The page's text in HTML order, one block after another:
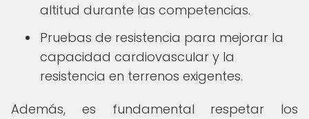
altitud durante las competencias.
Pruebas de resistencia para mejorar la
capacidad cardiovascular y la
resistencia en terrenos exigentes.
Además, es fundamental respetar los